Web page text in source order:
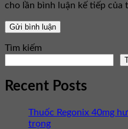
cho lần bình luận kế tiếp của
Tìm kiếm
Recent Posts
Thuốc Regonix 40mg
trọng